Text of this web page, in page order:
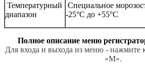
Температурный
диапазон
Специальное
-25°С до +55°С
Полное описание меню
Для входа и выхода из меню - нажмите
«M».